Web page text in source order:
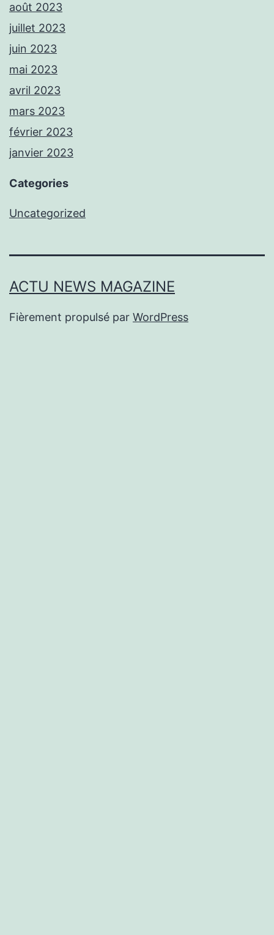
août 2023
juillet 2023
juin 2023
mai 2023
avril 2023
mars 2023
février 2023
janvier 2023
Categories
Uncategorized
ACTU NEWS MAGAZINE
Fièrement propulsé par WordPress